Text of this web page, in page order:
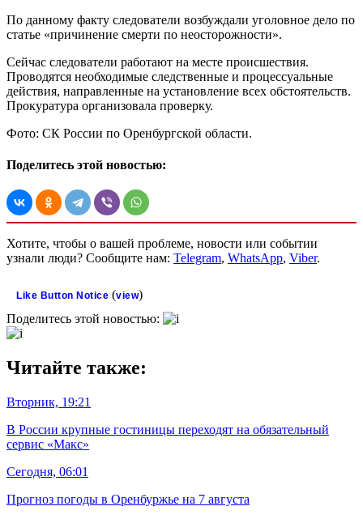
По данному факту следователи возбуждали уголовное дело по
статье «причинение смерти по неосторожности».
Сейчас следователи работают на месте происшествия.
Проводятся необходимые следственные и процессуальные
действия, направленные на установление всех обстоятельств.
Прокуратура организовала проверку.
Фото: СК России по Оренбургской области.
Поделитесь этой новостью:
Хотите, чтобы о вашей проблеме, новости или событии
узнали люди? Сообщите нам: Telegram, WhatsApp, Viber.
Like Button Notice (view)
Поделитесь этой новостью:
Читайте также:
Вторник, 19:21
В России крупные гостиницы переходят на обязательный
сервис «Макс»
Сегодня, 06:01
Прогноз погоды в Оренбуржье на 7 августа